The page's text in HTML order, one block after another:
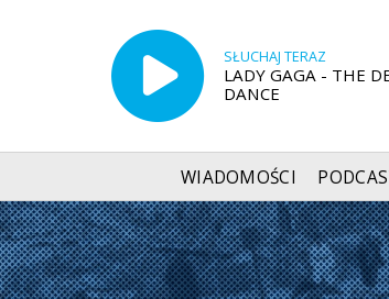
SŁUCHAJ TERAZ
LADY GAGA - THE
DANCE
WIADOMOŚCI